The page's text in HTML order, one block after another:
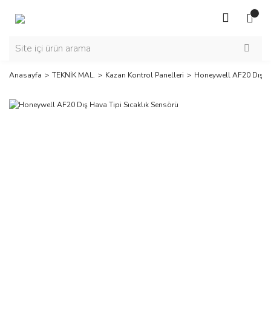
Anasayfa TEKNİK MAL. Kazan Kontrol Panelleri Honeywell AF20 Dış